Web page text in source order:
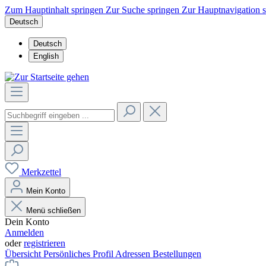
Zum Hauptinhalt springen Zur Suche springen Zur Hauptnavigation
Deutsch
Deutsch
English
Merkzettel
Mein Konto
Menü schließen
Dein Konto
Anmelden
oderregistrieren
Übersicht Persönliches Profil Adressen Bestellungen